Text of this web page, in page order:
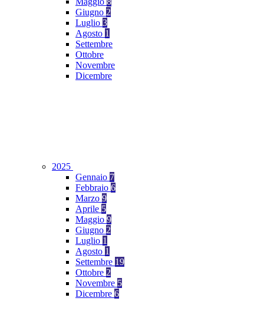
Giugno 2
Luglio 3
Agosto 1
Settembre
Ottobre
Novembre
Dicembre
2025
Gennaio 7
Febbraio 6
Marzo 9
Aprile 5
Maggio 9
Giugno 2
Luglio 1
Agosto 1
Settembre 19
Ottobre 2
Novembre 5
Dicembre 6